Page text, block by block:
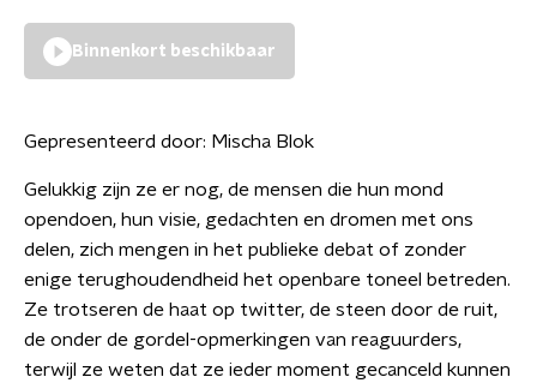
Binnenkort beschikbaar
Gepresenteerd door: Mischa Blok
Gelukkig zijn ze er nog, de mensen die hun mond
opendoen, hun visie, gedachten en dromen met ons
delen, zich mengen in het publieke debat of zonder
enige terughoudendheid het openbare toneel betreden.
Ze trotseren de haat op twitter, de steen door de ruit,
de onder de gordel-opmerkingen van reaguurders,
terwijl ze weten dat ze ieder moment gecanceld kunnen